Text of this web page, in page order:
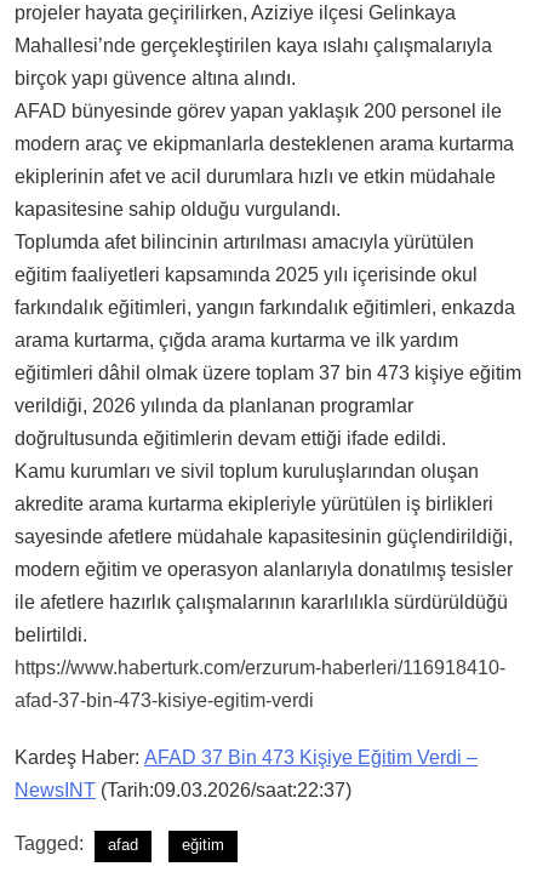
projeler hayata geçirilirken, Aziziye ilçesi Gelinkaya
Mahallesi’nde gerçekleştirilen kaya ıslahı çalışmalarıyla
birçok yapı güvence altına alındı.
AFAD bünyesinde görev yapan yaklaşık 200 personel ile
modern araç ve ekipmanlarla desteklenen arama kurtarma
ekiplerinin afet ve acil durumlara hızlı ve etkin müdahale
kapasitesine sahip olduğu vurgulandı.
Toplumda afet bilincinin artırılması amacıyla yürütülen
eğitim faaliyetleri kapsamında 2025 yılı içerisinde okul
farkındalık eğitimleri, yangın farkındalık eğitimleri, enkazda
arama kurtarma, çığda arama kurtarma ve ilk yardım
eğitimleri dâhil olmak üzere toplam 37 bin 473 kişiye eğitim
verildiği, 2026 yılında da planlanan programlar
doğrultusunda eğitimlerin devam ettiği ifade edildi.
Kamu kurumları ve sivil toplum kuruluşlarından oluşan
akredite arama kurtarma ekipleriyle yürütülen iş birlikleri
sayesinde afetlere müdahale kapasitesinin güçlendirildiği,
modern eğitim ve operasyon alanlarıyla donatılmış tesisler
ile afetlere hazırlık çalışmalarının kararlılıkla sürdürüldüğü
belirtildi.
https://www.haberturk.com/erzurum-haberleri/116918410-
afad-37-bin-473-kisiye-egitim-verdi
Kardeş Haber: AFAD 37 Bin 473 Kişiye Eğitim Verdi –
NewsINT (Tarih:09.03.2026/saat:22:37)
Tagged: afad eğitim